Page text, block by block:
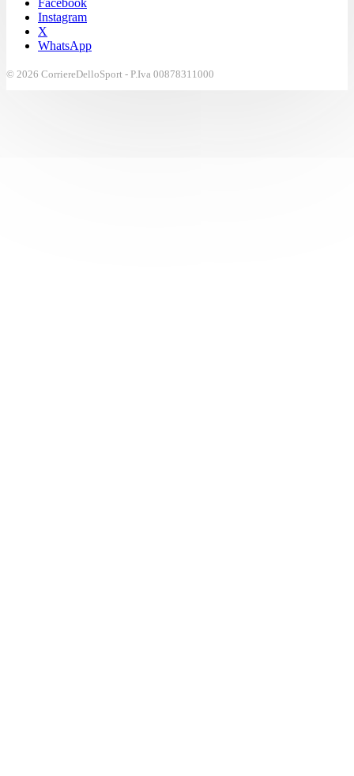
Instagram
X
WhatsApp
© 2026 CorriereDelloSport - P.Iva 00878311000